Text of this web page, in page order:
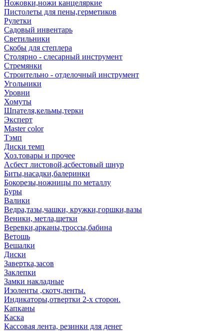
Ножовки,ножи канцеляркие
Пистолеты для пены,герметиков
Рулетки
Садовый инвентарь
Светильники
Скобы для степлера
Столярно - слесарный инструмент
Стремянки
Строительно - отделочный инструмент
Угольники
Уровни
Хомуты
Шпателя,кельмы,терки
Эксперт
Master color
Тэмп
Диски темп
Хоз.товары и прочее
Асбест листовой,асбестовый шнур
Биты,насадки,балеринки
Бокорезы,ножницы по металлу
Буры
Валики
Ведра,тазы,чашки, кружки,горшки,вазы
Веники, метла,щетки
Веревки,арканы,троссы,бабина
Ветошь
Вешалки
Диски
Завертка,засов
Заклепки
Замки накладные
Изоленты ,скотч,ленты.
Индикаторы,отвертки 2-х сторон.
Капканы
Каска
Кассовая лента, резинки для денег